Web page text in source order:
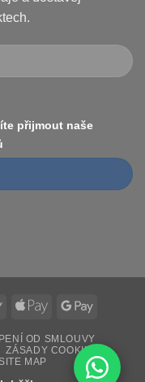
přijmout naše
Visa
Apple
Google
OD SMLOUVY
ZÁSADY COOKIES
SITE MAP